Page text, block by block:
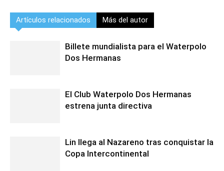
Artículos relacionados Más del autor
Billete mundialista para el Waterpolo
Dos Hermanas
El Club Waterpolo Dos Hermanas
estrena junta directiva
Lin llega al Nazareno tras conquistar la
Copa Intercontinental